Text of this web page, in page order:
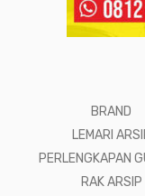
BRAND
LEMARI
PERLENGKAPAN
RAK ARSIP